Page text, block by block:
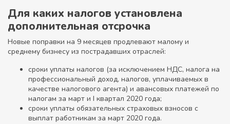
Для каких налогов установлена
дополнительная отсрочка
Новые поправки на 9 месяцев продлевают малому и
среднему бизнесу из пострадавших отраслей:
сроки уплаты налогов (за исключением НДС, налога на
профессиональный доход, налогов, уплачиваемых в
качестве налогового агента) и авансовых платежей по
налогам за март и I квартал 2020 года;
сроки уплаты обязательных страховых взносов с
выплат работникам за март 2020 года.